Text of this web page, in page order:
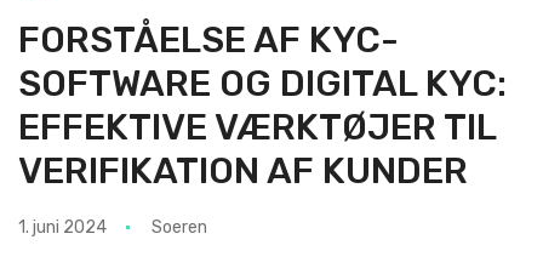
FORSTÅELSE AF KYC-
SOFTWARE OG DIGITAL KYC:
EFFEKTIVE VÆRKTØJER TIL
VERIFIKATION AF KUNDER
1. juni 2024 Soeren